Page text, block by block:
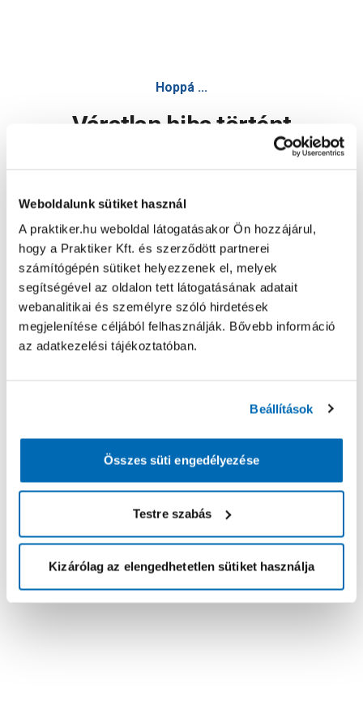
Weboldalunk sütiket használ
A praktiker.hu weboldal látogatásakor Ön hozzájárul,
hogy a Praktiker Kft. és szerződött partnerei
számítógépén sütiket helyezzenek el, melyek
segítségével az oldalon tett látogatásának adatait
webanalitikai és személyre szóló hirdetések
megjelenítése céljából felhasználják. Bővebb információ
az adatkezelési tájékoztatóban.
Beállítások
Összes süti engedélyezése
Testre szabás
Kizárólag az elengedhetetlen sütiket használja
Hoppá ...
Váratlan hiba történt
Oldal újratöltése